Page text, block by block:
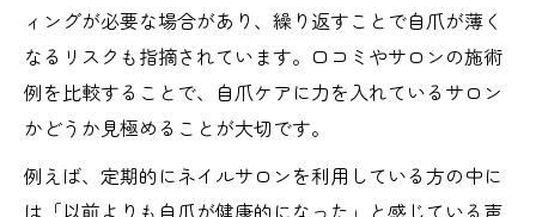
ィングが必要な場合があり、繰り返すことで自爪が薄く
なるリスクも指摘されています。口コミやサロンの施術
例を比較することで、自爪ケアに力を入れているサロン
かどうか見極めることが大切です。
例えば、定期的にネイルサロンを利用している方の中に
は「以前よりも自爪が健康的になった」と感じている声